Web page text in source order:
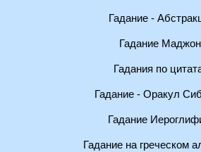
Гадание -
Гадание
Гадания по
Гадание - Оракул
Гадание
Гадание на греческом